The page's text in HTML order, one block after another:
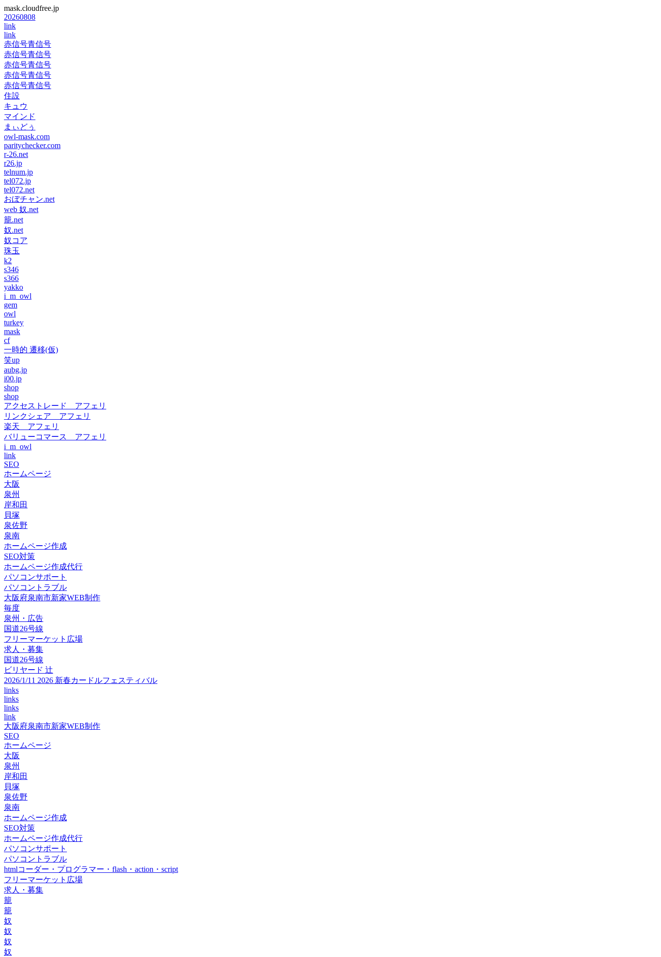
mask.cloudfree.jp
20260808
link
link
赤信号青信号
赤信号青信号
赤信号青信号
赤信号青信号
赤信号青信号
住設
キュウ
マインド
まぃどぅ
owl-mask.com
paritychecker.com
r-26.net
r26.jp
telnum.jp
tel072.jp
tel072.net
おぼチャン.net
web 奴.net
籠.net
奴.net
奴コア
珠玉
k2
s346
s366
yakko
i_m_owl
gem
owl
turkey
mask
cf
一時的 遷移(仮)
笑up
aubg.jp
i00.jp
shop
shop
アクセストレード アフェリ
リンクシェア アフェリ
楽天 アフェリ
バリューコマース アフェリ
i_m_owl
link
SEO
ホームページ
大阪
泉州
岸和田
貝塚
泉佐野
泉南
ホームページ作成
SEO対策
ホームページ作成代行
パソコンサポート
パソコントラブル
大阪府泉南市新家WEB制作
毎度
泉州・広告
国道26号線
フリーマーケット広場
求人・募集
国道26号線
ビリヤード 辻
2026/1/11 2026 新春カードルフェスティバル
links
links
links
link
大阪府泉南市新家WEB制作
SEO
ホームページ
大阪
泉州
岸和田
貝塚
泉佐野
泉南
ホームページ作成
SEO対策
ホームページ作成代行
パソコンサポート
パソコントラブル
htmlコーダー・プログラマー・flash・action・script
フリーマーケット広場
求人・募集
籠
籠
奴
奴
奴
奴